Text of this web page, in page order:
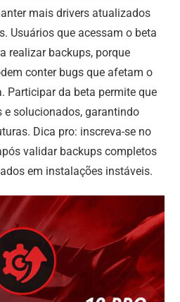
mais drivers atualizados
Usuários que acessam o beta
realizar backups, porque
conter bugs que afetam o
Participar da beta permite que
e solucionados, garantindo
Dica pro: inscreva-se no
validar backups completos
em instalações instáveis.